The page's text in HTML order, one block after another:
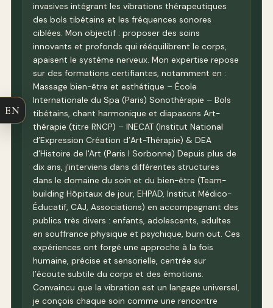
invasives intégrant les vibrations thérapeutiques
des bols tibétains et les fréquences sonores
ciblées. Mon objectif : proposer des soins
innovants et profonds qui rééquilibrent le corps,
apaisent le système nerveux. Mon expertise repose
sur des formations certifiantes, notamment en :
Massage bien-être et esthétique – École
Internationale du Spa (Paris) Sonothérapie – Bols
tibétains, chant harmonique et diapasons Art-
thérapie (titre RNCP) – INECAT (Institut National
d’Expression Création d’Art-Thérapie) & DEA
d'Histoire de l'Art (Paris I Sorbonne) Depuis plus de
dix ans, j’interviens dans différentes structures
dans le domaine du soin et du bien-être (Team-
building Hôpitaux de jour, EHPAD, Institut Médico-
Éducatif, CAJ, Associations) en accompagnant des
publics très divers : enfants, adolescents, adultes
en souffrance physique et psychique, burn out. Ces
expériences ont forgé une approche à la fois
humaine, précise et sensorielle, centrée sur
l’écoute subtile du corps et des émotions. ​
Convaincu que la vibration est un langage universel,
je conçois chaque soin comme une rencontre
EN